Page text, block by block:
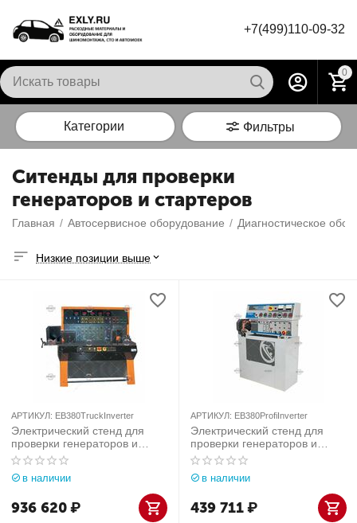
+7(499)110-09-32
0
Категории Фильтры
Ситенды для проверки
генераторов и стартеров
Главная / Автосервисное оборудование / Диагностическое
Низкие позиции выше
АРТИКУЛ: EB380TruckInverter
Электрический стенд для
проверки генераторов и
стартеров TopAuto (Италия)
арт. EB380TruckInverter
в наличии
936 620₽
АРТИКУЛ: EB380ProfiInverter
Электрический стенд для
проверки генераторов и
стартеров TopAuto (Италия)
арт. EB380ProfiInverter
в наличии
439 711₽